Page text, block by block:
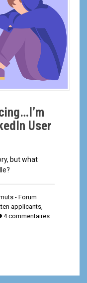
User
but what
- Forum
applicants,
4 commentaires